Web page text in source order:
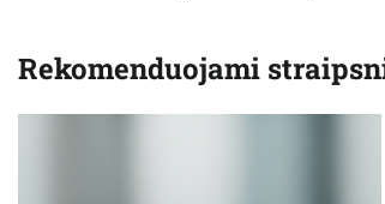
įrašų
Rekomenduojami